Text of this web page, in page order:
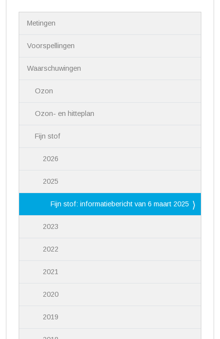
Metingen
Voorspellingen
Waarschuwingen
Ozon
Ozon- en hitteplan
Fijn stof
2026
2025
Fijn stof: informatiebericht van 6 maart 2025
2023
2022
2021
2020
2019